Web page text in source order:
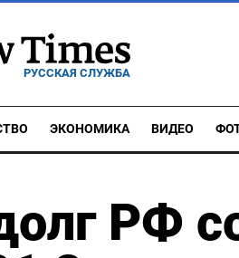
РУССКАЯ СЛУЖБА
ЭКОНОМИКА ВИДЕО
РФ